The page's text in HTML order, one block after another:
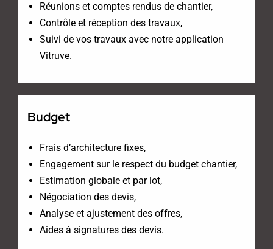
Réunions et comptes rendus de chantier,
Contrôle et réception des travaux,
Suivi de vos travaux avec notre application
Vitruve.
Budget
Frais d’architecture fixes,
Engagement sur le respect du budget chantier,
Estimation globale et par lot,
Négociation des devis,
Analyse et ajustement des offres,
Aides à signatures des devis.